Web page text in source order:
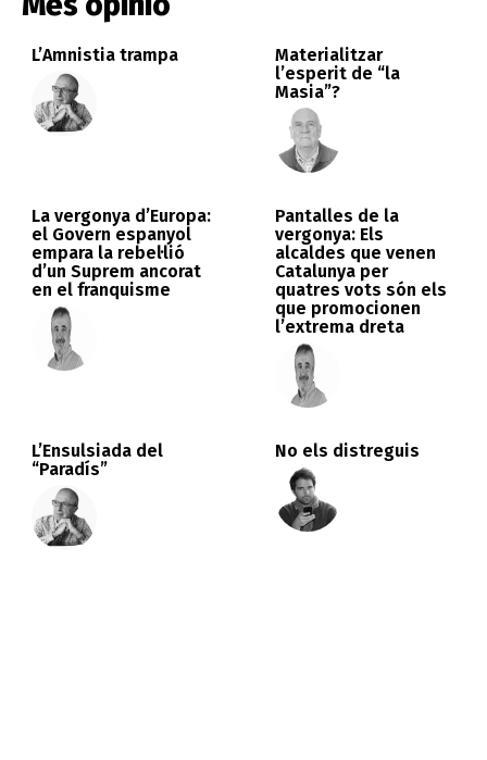
L’Amnistia trampa
Materialitzar
l’esperit de “la
Masia”?
La vergonya d’Europa:
el Govern espanyol
empara la rebel·lió
d’un Suprem ancorat
en el franquisme
Pantalles de la
vergonya: Els
alcaldes que venen
Catalunya per
quatres vots són els
que promocionen
l’extrema dreta
L’Ensulsiada del
“Paradís”
No els distreguis